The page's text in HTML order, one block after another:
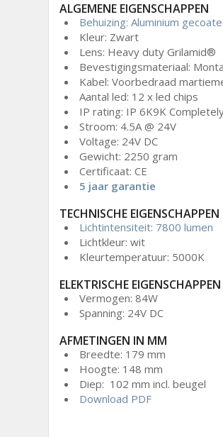
ALGEMENE EIGENSCHAPPEN
Behuizing: Aluminium gecoate
Kleur: Zwart
Lens: Heavy duty Grilamid®
Bevestigingsmateriaal:
Kabel: Voorbedraad
Aantal led: 12 x led chips
IP rating: IP 6K9K
Stroom: 4.5A @ 24V
Voltage: 24V DC
Gewicht: 2250 gram
Certificaat: CE
5 jaar garantie
TECHNISCHE EIGENSCHAPPEN
Lichtintensiteit: 7800 lumen
Lichtkleur: wit
Kleurtemperatuur: 5000K
ELEKTRISCHE EIGENSCHAPPEN
Vermogen: 84W
Spanning: 24V DC
AFMETINGEN IN MM
Breedte: 179 mm
Hoogte: 148 mm
Diep: 102 mm incl. beugel
Download PDF